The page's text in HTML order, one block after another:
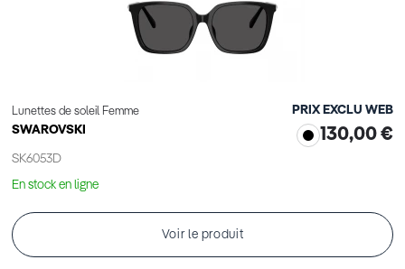
Lunettes de soleil Femme
SWAROVSKI
SK6053D
PRIX EXCLU WEB
130,00 €
En stock en ligne
Voir le produit